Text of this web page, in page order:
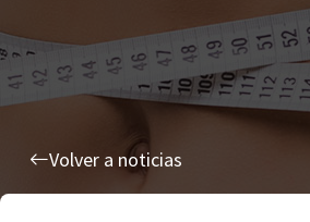
Volver a noticias